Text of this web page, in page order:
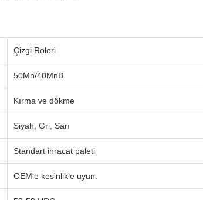
Çizgi Roleri
50Mn/40MnB
Kırma ve dökme
Siyah, Gri, Sarı
Standart ihracat paleti
OEM'e kesinlikle uyun.